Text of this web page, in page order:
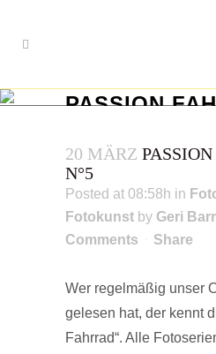
PASSION
20 MÄRZ
N°5
Posted at 08:58h in
Fotokunst by Geri
Comments
Share
Wer regelmäßig unser
gelesen hat, der kennt
Fahrrad“. Alle